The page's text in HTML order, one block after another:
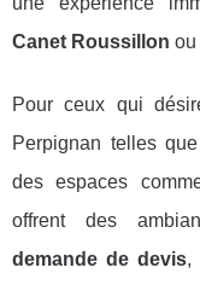
Canet Roussillon ou
Pour ceux qui
Perpignan telles que
des espaces
offrent des
demande de devis,